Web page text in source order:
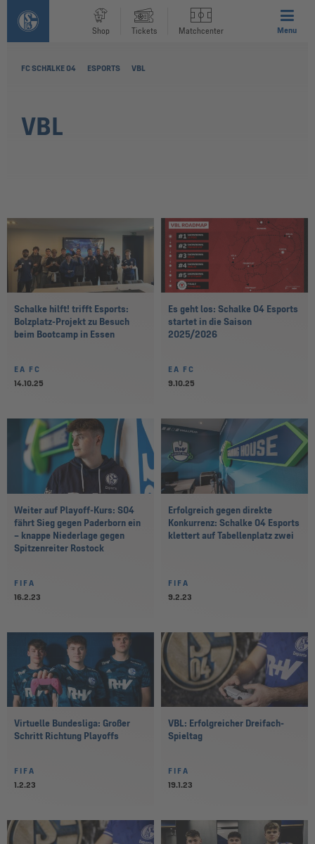
Shop Tickets Matchcenter Menu
FC SCHALKE 04 ESPORTS VBL
VBL
Schalke hilft! trifft Esports:
Bolzplatz-Projekt zu Besuch
beim Bootcamp in Essen
EA FC
14.10.25
Es geht los: Schalke 04 Esports
startet in die Saison
2025/2026
EA FC
9.10.25
Weiter auf Playoff-Kurs: S04
fährt Sieg gegen Paderborn ein
– knappe Niederlage gegen
Spitzenreiter Rostock
FIFA
16.2.23
Erfolgreich gegen direkte
Konkurrenz: Schalke 04 Esports
klettert auf Tabellenplatz zwei
FIFA
9.2.23
Virtuelle Bundesliga: Großer
Schritt Richtung Playoffs
FIFA
1.2.23
VBL: Erfolgreicher Dreifach-
Spieltag
FIFA
19.1.23